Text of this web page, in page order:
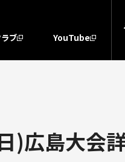
ブ YouTube
)広島大会